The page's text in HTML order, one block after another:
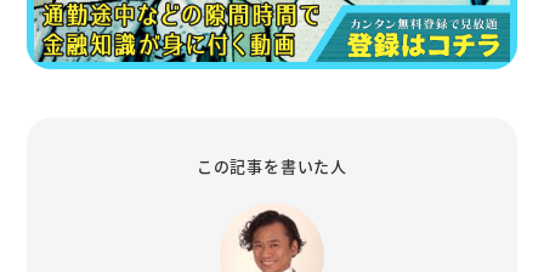
この記事を書いた人